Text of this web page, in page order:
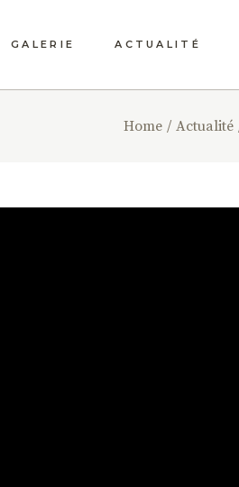
GALERIE ACTUALITÉ
PRESSE
Home Actualité